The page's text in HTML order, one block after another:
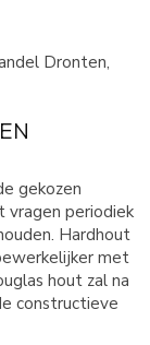
Dronten,
gekozen
vragen periodiek
Hardhout
met
hout zal na
constructieve